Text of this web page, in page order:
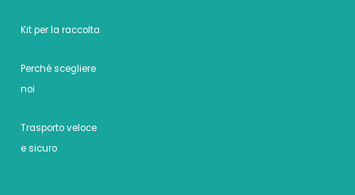
Kit per la raccolta
Perché scegliere
noi
Trasporto veloce
e sicuro